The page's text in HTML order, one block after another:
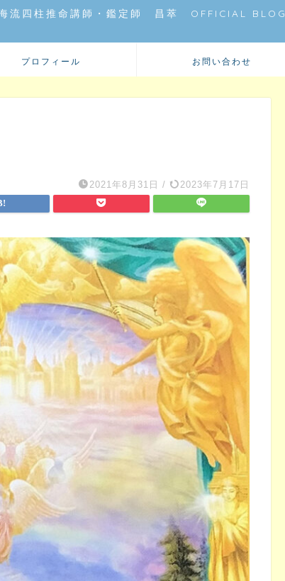
流四柱推命講師・鑑定師 昌萃 OFFICIAL BLOG
プロフィール お問い合わせ
2021年8月31日 / 2023年7月17日